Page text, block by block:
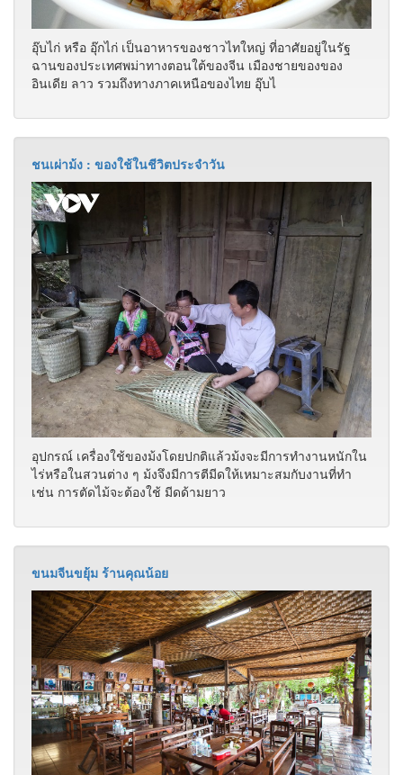
อุ๊บไก่ หรือ อุ๊กไก่ เป็นอาหารของชาวไทใหญ่ ที่อาศัยอยู่ในรัฐ
ฉานของประเทศพม่าทางตอนใต้ของจีน เมืองชายของของ
อินเดีย ลาว รวมถึงทางภาคเหนือของไทย อุ๊บไ
ชนเผ่าม้ง : ของใช้ในชีวิตประจำวัน
อุปกรณ์ เครื่องใช้ของม้งโดยปกติแล้วม้งจะมีการทำงานหนักใน
ไร่หรือในสวนต่าง ๆ ม้งจึงมีการตีมีดให้เหมาะสมกับงานที่ทำ
เช่น การตัดไม้จะต้องใช้ มีดด้ามยาว
ขนมจีนขยุ้ม ร้านคุณน้อย